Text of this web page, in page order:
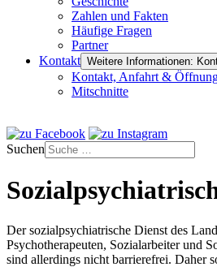
Zahlen und Fakten
Häufige Fragen
Partner
Kontakt Weitere Informationen:
Kontakt, Anfahrt &
Mitschnitte
Suchen
Der sozialpsychiatrische Dienst des
Psychotherapeuten, Sozialarbeiter und
sind allerdings nicht barrierefrei. Daher